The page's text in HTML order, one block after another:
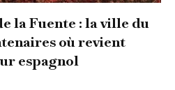
la Fuente : la ville du
où revient
espagnol